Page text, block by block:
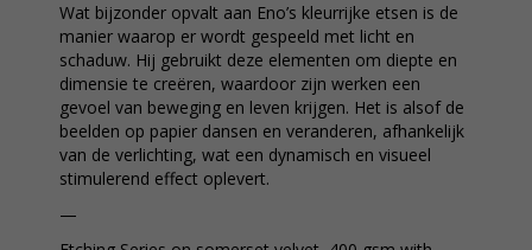
Wat bijzonder opvalt aan Eno’s kleurrijke etsen is de
manier waarop er wordt gespeeld met licht en
schaduw. Hij gebruikt deze elementen om diepte en
dimensie te creëren, waardoor zijn werken een
gevoel van beweging en leven krijgen. Het is alsof de
beelden op papier dansen en veranderen, afhankelijk
van de verlichting, wat een dynamisch en visueel
stimulerend effect oplevert.
—